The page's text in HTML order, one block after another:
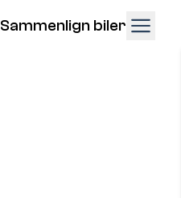
Sammenlign biler